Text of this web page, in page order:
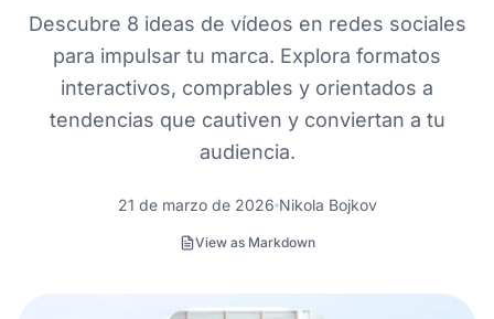
Descubre 8 ideas de vídeos en redes sociales
para impulsar tu marca. Explora formatos
interactivos, comprables y orientados a
tendencias que cautiven y conviertan a tu
audiencia.
21 de marzo de 2026 Nikola Bojkov
View as Markdown